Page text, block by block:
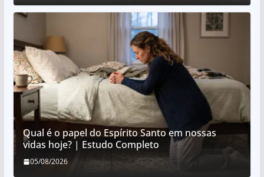
Qual é o papel do Espírito Santo em nossas
vidas hoje? | Estudo Completo
05/08/2026